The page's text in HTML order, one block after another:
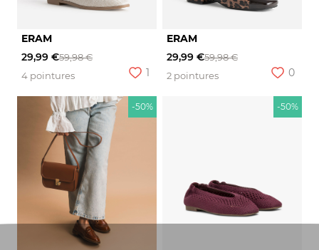
ERAM
29,99 €59,98 €
4 pointures
1
ERAM
29,99 €59,98 €
2 pointures
0
-50% -50%